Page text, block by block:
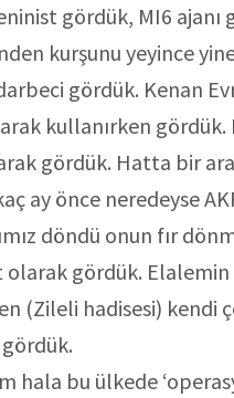
gördük, MI6 ajanı
kurşunu yeyince
gördük. Kenan
kullanırken
gördük. Hatta bir
ay önce neredeyse
döndü onun fır
gördük. Elalemin
(Zileli hadisesi) kendi
hala bu ülkede